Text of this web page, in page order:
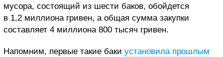
мусора, состоящий из шести баков, обойдется
в 1,2 миллиона гривен, а общая сумма закупки
составляет 4 миллиона 800 тысяч гривен.
Напомним, первые такие баки установила прошлым